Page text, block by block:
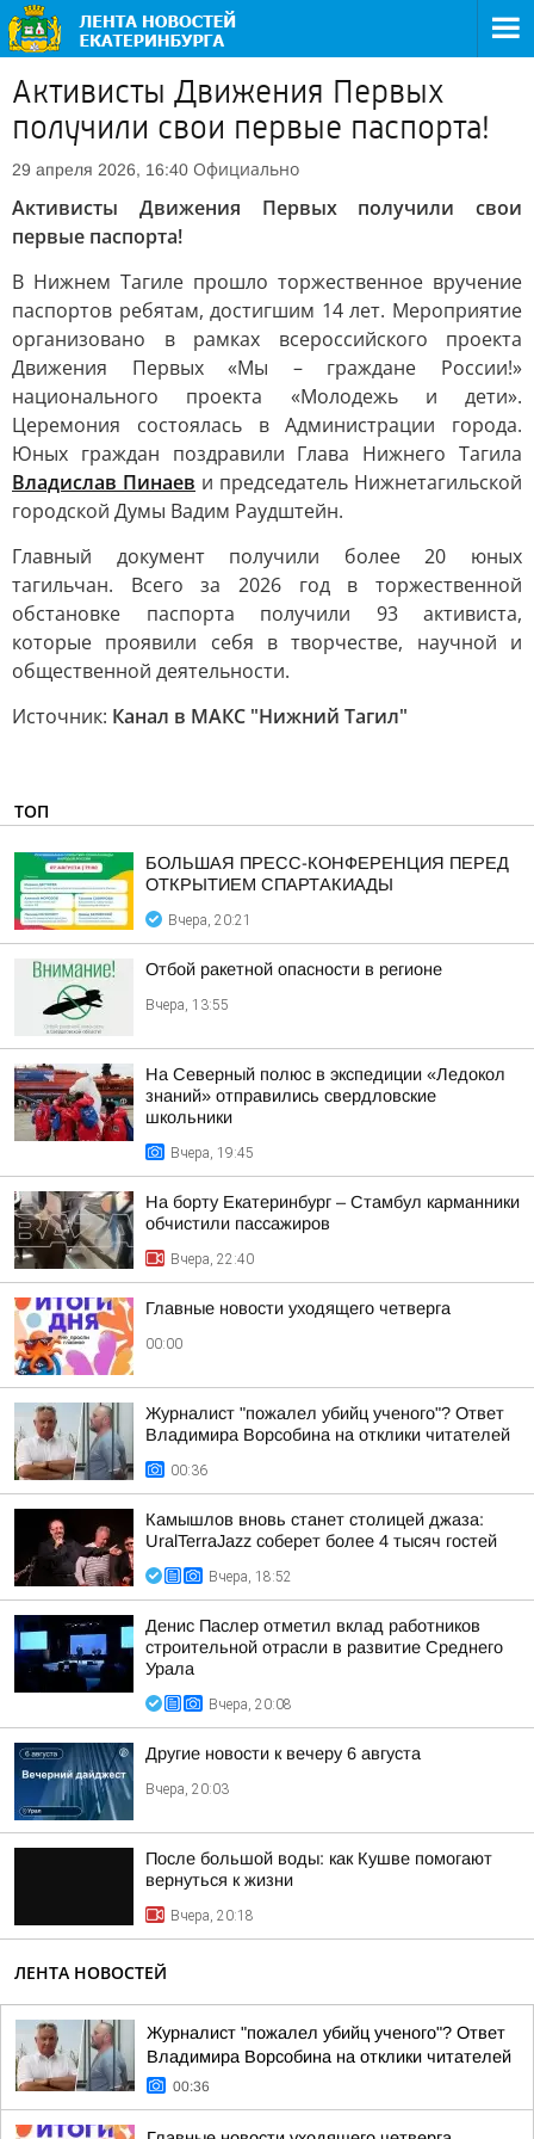
Активисты Движения Первых
получили свои первые паспорта!
29 апреля 2026, 16:40 Официально
Активисты Движения Первых получили свои
первые паспорта!
В Нижнем Тагиле прошло торжественное вручение
паспортов ребятам, достигшим 14 лет. Мероприятие
организовано в рамках всероссийского проекта
Движения Первых «Мы – граждане России!»
национального проекта «Молодежь и дети».
Церемония состоялась в Администрации города.
Юных граждан поздравили Глава Нижнего Тагила
Владислав Пинаев и председатель Нижнетагильской
городской Думы Вадим Раудштейн.
Главный документ получили более 20 юных
тагильчан. Всего за 2026 год в торжественной
обстановке паспорта получили 93 активиста,
которые проявили себя в творчестве, научной и
общественной деятельности.
Источник: Канал в МАКС "Нижний Тагил"
ТОП
БОЛЬШАЯ ПРЕСС-КОНФЕРЕНЦИЯ ПЕРЕД
ОТКРЫТИЕМ СПАРТАКИАДЫ
Вчера, 20:21
Отбой ракетной опасности в регионе
Вчера, 13:55
На Северный полюс в экспедиции «Ледокол
знаний» отправились свердловские
школьники
Вчера, 19:45
На борту Екатеринбург – Стамбул карманники
обчистили пассажиров
Вчера, 22:40
Главные новости уходящего четверга
00:00
Журналист "пожалел убийц ученого"? Ответ
Владимира Ворсобина на отклики читателей
00:36
Камышлов вновь станет столицей джаза:
UralTerraJazz соберет более 4 тысяч гостей
Вчера, 18:52
Денис Паслер отметил вклад работников
строительной отрасли в развитие Среднего
Урала
Вчера, 20:08
Другие новости к вечеру 6 августа
Вчера, 20:03
После большой воды: как Кушве помогают
вернуться к жизни
Вчера, 20:18
ЛЕНТА НОВОСТЕЙ
Журналист "пожалел убийц ученого"? Ответ
Владимира Ворсобина на отклики читателей
00:36